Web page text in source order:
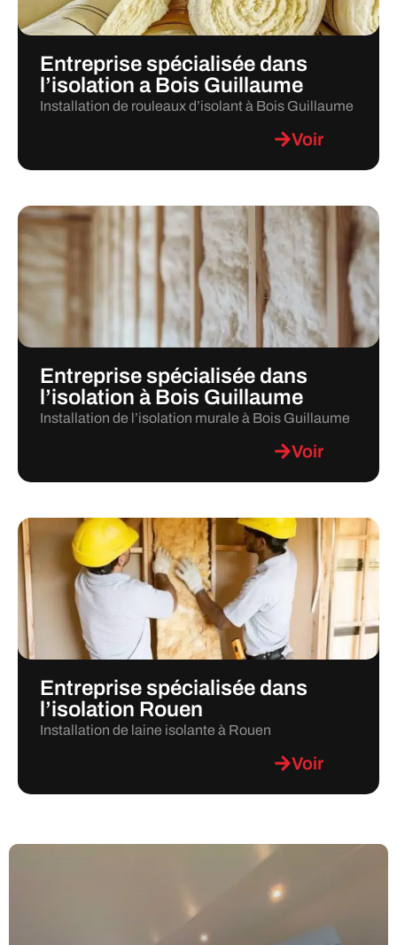
Entreprise spécialisée dans
l’isolation a Bois Guillaume
Installation de rouleaux d’isolant à Bois Guillaume
Voir
Entreprise spécialisée dans
l’isolation à Bois Guillaume
Installation de l’isolation murale à Bois Guillaume
Voir
Entreprise spécialisée dans
l’isolation Rouen
Installation de laine isolante à Rouen
Voir